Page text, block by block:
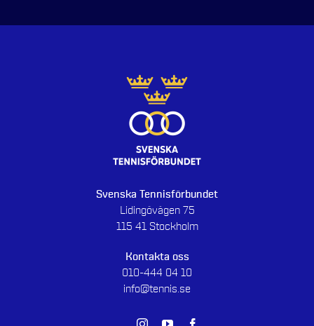
Svenska Tennisförbundet
Lidingövägen 75
115 41 Stockholm
Kontakta oss
010-444 04 10
info@tennis.se